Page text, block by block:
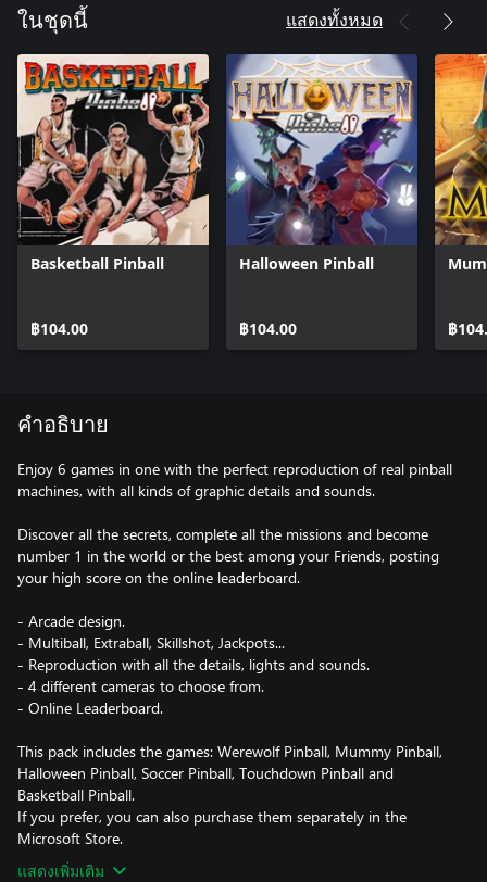
ในชุดนี้ แสดงทั้งหมด
Basketball Pinball
฿104.00
Halloween Pinball
฿104.00 ฿
คำอธิบาย
Enjoy 6 games in one with the perfect reproduction of real pinball
machines, with all kinds of graphic details and sounds.
Discover all the secrets, complete all the missions and become
number 1 in the world or the best among your Friends, posting
your high score on the online leaderboard.
- Arcade design.
- Multiball, Extraball, Skillshot, Jackpots...
- Reproduction with all the details, lights and sounds.
- 4 different cameras to choose from.
- Online Leaderboard.
This pack includes the games: Werewolf Pinball, Mummy Pinball,
Halloween Pinball, Soccer Pinball, Touchdown Pinball and
Basketball Pinball.
If you prefer, you can also purchase them separately in the
Microsoft Store.
แสดงเพิ่มเติม